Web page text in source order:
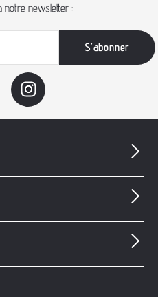
newsletter :